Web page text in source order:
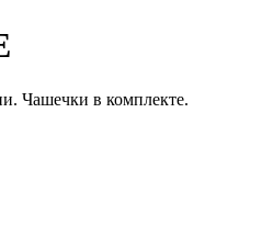
Чашечки в комплекте.